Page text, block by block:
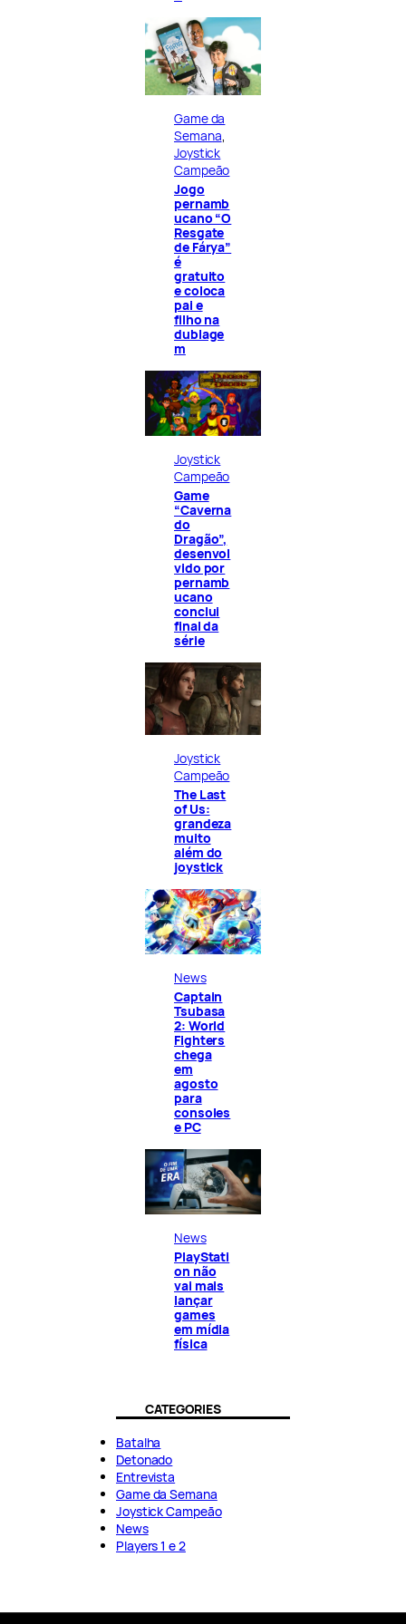
Game da
Semana
Joystick
Campeão
Jogo
pernamb
ucano “O
Resgate
de Fárya”
é
gratuito
e coloca
pai e
filho na
dublage
m
Joystick
Campeão
Game
“Caverna
do
Dragão”,
desenvol
vido por
pernamb
ucano
conclui
final da
série
Joystick
Campeão
The Last
of Us:
grandeza
muito
além do
joystick
News
Captain
Tsubasa
2: World
Fighters
chega
em
agosto
para
consoles
e PC
News
PlayStati
on não
vai mais
lançar
games
em mídia
física
CATEGORIES
Batalha
Detonado
Entrevista
Game da Semana
Joystick Campeão
News
Players 1 e 2